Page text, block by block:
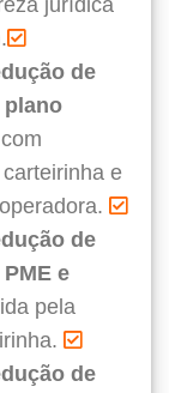
de
plano
e
de
e
pela
de